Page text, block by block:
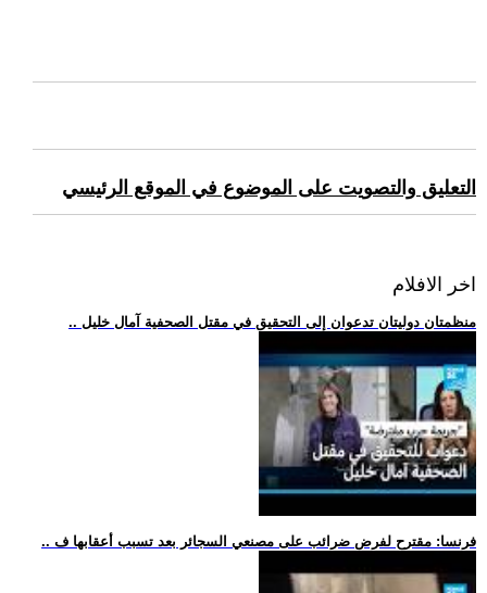
التعليق والتصويت على الموضوع في الموقع الرئيسي
اخر الافلام
.. منظمتان دوليتان تدعوان إلى التحقيق في مقتل الصحفية آمال خليل
.. فرنسا: مقترح لفرض ضرائب على مصنعي السجائر بعد تسبب أعقابها ف